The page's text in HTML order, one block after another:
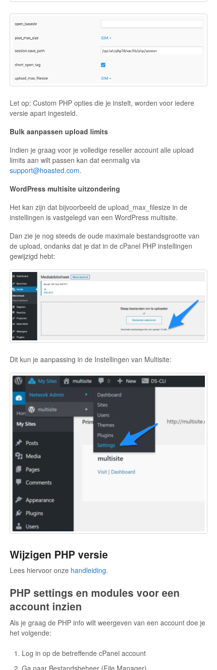
Let op: Custom PHP opties die je instelt, worden voor iedere
versie apart ingesteld.
Bulk aanpassen upload limits
Indien je graag voor je volledige reseller account alle upload
limits aan wilt passen kan dat eenmalig via
support@hoasted.com.
WordPress multisite uitzondering
Het kan zijn dat bijvoorbeeld de upload_max_filesize in de
instellingen is vastgelegd van een WordPress multisite.
Dan zie je nog steeds de oude maximale bestandsgrootte van
de upload, ondanks dat je dat in de cPanel PHP instellingen
gewijzigd hebt:
Dit kun je aanpassing in de Instellingen van Multisite:
Wijzigen PHP versie
Lees hiervoor onze handleiding.
PHP settings en modules voor een
account inzien
Als je graag de PHP info wilt weergeven van een account doe je
het volgende:
Log in op de betreffende cPanel account
Ga naar Bestandsbeheer (File Manager)